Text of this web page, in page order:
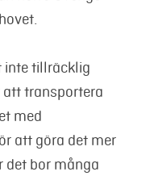
inte tillräcklig
transportera
med
att göra det mer
det bor många